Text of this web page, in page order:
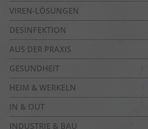
VIREN-LÖSUNGEN
DESINFEKTION
AUS DER PRAXIS
GESUNDHEIT
HEIM & WERKELN
IN & OUT
INDUSTRIE & BAU